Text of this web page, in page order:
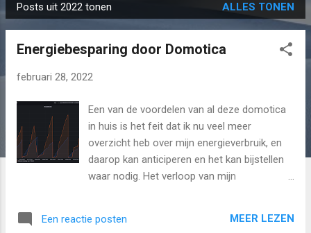
P
o
Posts uit 2022 tonen ALLES TONEN
Energiebesparing door Domotica
februari 28, 2022
Een van de voordelen van al deze domotica
in huis is het feit dat ik nu veel meer
overzicht heb over mijn energieverbruik, en
daarop kan anticiperen en het kan bijstellen
waar nodig. Het verloop van mijn
blauw mijn electriciteitsverbruik). Gedurende
Een reactie posten MEER LEZEN